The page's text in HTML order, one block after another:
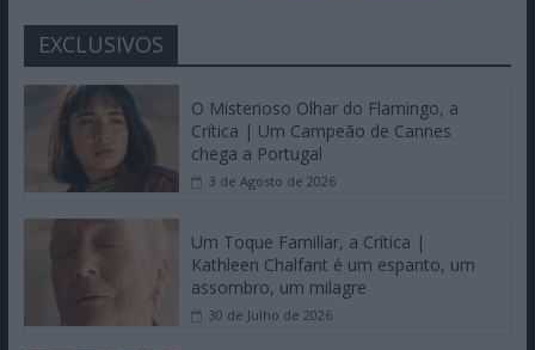
EXCLUSIVOS
O Misterioso Olhar do Flamingo, a
Crítica | Um Campeão de Cannes
chega a Portugal
3 de Agosto de 2026
Um Toque Familiar, a Crítica |
Kathleen Chalfant é um espanto, um
assombro, um milagre
30 de Julho de 2026